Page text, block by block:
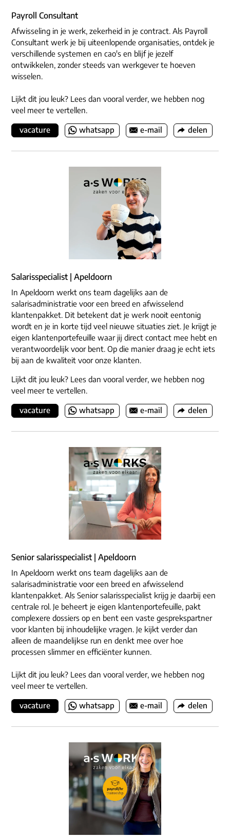
Payroll Consultant
Afwisseling in je werk, zekerheid in je contract. Als Payroll
Consultant werk je bij uiteenlopende organisaties, ontdek je
verschillende systemen en cao's en blijf je jezelf
ontwikkelen, zonder steeds van werkgever te hoeven
wisselen.
Lijkt dit jou leuk? Lees dan vooral verder, we hebben nog
veel meer te vertellen.
vacature whatsapp e-mail delen
Salarisspecialist | Apeldoorn
In Apeldoorn werkt ons team dagelijks aan de
salarisadministratie voor een breed en afwisselend
klantenpakket. Dit betekent dat je werk nooit eentonig
wordt en je in korte tijd veel nieuwe situaties ziet. Je krijgt je
eigen klantenportefeuille waar jij direct contact mee hebt en
verantwoordelijk voor bent. Op die manier draag je echt iets
bij aan de kwaliteit voor onze klanten.
Lijkt dit jou leuk? Lees dan vooral verder, we hebben nog
veel meer te vertellen.
vacature whatsapp e-mail delen
Senior salarisspecialist | Apeldoorn
In Apeldoorn werkt ons team dagelijks aan de
salarisadministratie voor een breed en afwisselend
klantenpakket. Als Senior salarisspecialist krijg je daarbij een
centrale rol. Je beheert je eigen klantenportefeuille, pakt
complexere dossiers op en bent een vaste gesprekspartner
voor klanten bij inhoudelijke vragen. Je kijkt verder dan
alleen de maandelijkse run en denkt mee over hoe
processen slimmer en efficiënter kunnen.
Lijkt dit jou leuk? Lees dan vooral verder, we hebben nog
veel meer te vertellen.
vacature whatsapp e-mail delen